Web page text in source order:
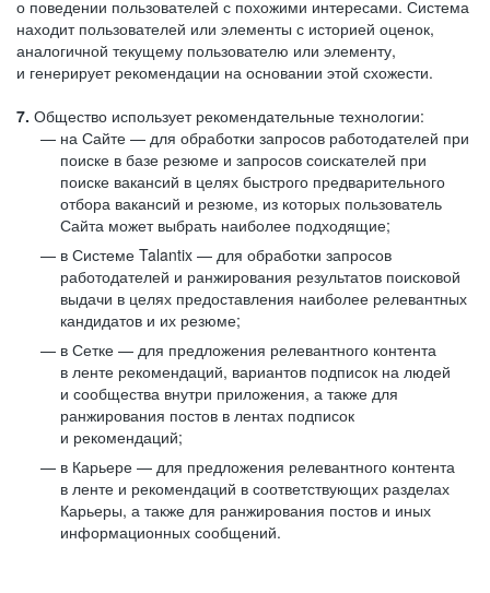
о поведении пользователей с похожими интересами. Система
находит пользователей или элементы с историей оценок,
аналогичной текущему пользователю или элементу,
и генерирует рекомендации на основании этой схожести.
7. Общество использует рекомендательные технологии:
на Сайте — для обработки запросов работодателей при
поиске в базе резюме и запросов соискателей при
поиске вакансий в целях быстрого предварительного
отбора вакансий и резюме, из которых пользователь
Сайта может выбрать наиболее подходящие;
в Системе Talantix — для обработки запросов
работодателей и ранжирования результатов поисковой
выдачи в целях предоставления наиболее релевантных
кандидатов и их резюме;
в Сетке — для предложения релевантного контента
в ленте рекомендаций, вариантов подписок на людей
и сообщества внутри приложения, а также для
ранжирования постов в лентах подписок
и рекомендаций;
в Карьере — для предложения релевантного контента
в ленте и рекомендаций в соответствующих разделах
Карьеры, а также для ранжирования постов и иных
информационных сообщений.